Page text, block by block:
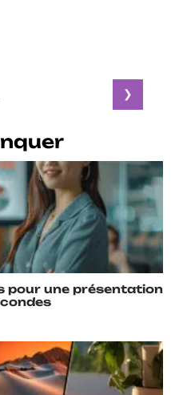
pour une présentation